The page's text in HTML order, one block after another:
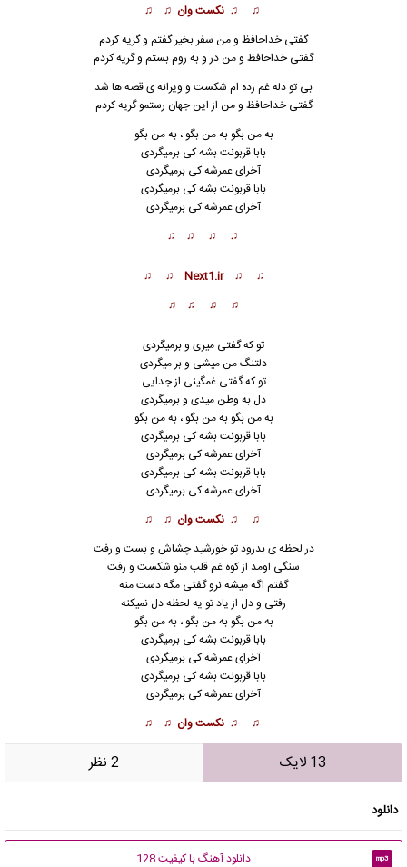
♫ ♫ نکست وان ♫ ♫
گفتی خداحافظ و من سفر بخیر گفتم و گریه کردم
گفتی خداحافظ و من در و به روم بستم و گریه کردم
بی تو دله غم زده ام شکست و ویرانه ی قصه ها شد
گفتی خداحافظ و من از این جهان رستمو گریه کردم
به من بگو به من بگو ، به من بگو
بابا قربونت بشه کی برمیگردی
آخرای عمرشه کی برمیگردی
بابا قربونت بشه کی برمیگردی
آخرای عمرشه کی برمیگردی
♫ ♫ ♫ ♫
♫ ♫ Next1.ir ♫ ♫
♫ ♫ ♫ ♫
تو که گفتی میری و برمیگردی
دلتنگ من میشی و بر میگردی
تو که گفتی غمگینی از جدایی
دل به وطن میدی و برمیگردی
به من بگو به من بگو ، به من بگو
بابا قربونت بشه کی برمیگردی
آخرای عمرشه کی برمیگردی
بابا قربونت بشه کی برمیگردی
آخرای عمرشه کی برمیگردی
♫ ♫ نکست وان ♫ ♫
در لحظه ی بدرود تو خورشید چشاش و بست و رفت
سنگی اومد از کوه غم قلب منو شکست و رفت
گفتم اگه میشه نرو گفتی مگه دست منه
رفتی و دل از یاد تو یه لحظه دل نمیکنه
به من بگو به من بگو ، به من بگو
بابا قربونت بشه کی برمیگردی
آخرای عمرشه کی برمیگردی
بابا قربونت بشه کی برمیگردی
آخرای عمرشه کی برمیگردی
♫ ♫ نکست وان ♫ ♫
13 لایک 2 نظر
دانلود
mp3 دانلود آهنگ با کیفیت 128